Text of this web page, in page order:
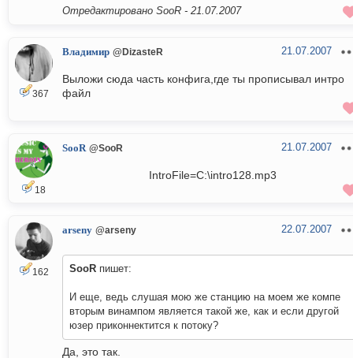
Отредактировано SooR - 21.07.2007
367
Владимир @DizasteR 21.07.2007
Выложи сюда часть конфига,где ты прописывал интро
файл
18
SooR @SooR 21.07.2007
IntroFile=C:\intro128.mp3
162
arseny @arseny 22.07.2007
SooR пишет:
И еще, ведь слушая мою же станцию на моем же компе
вторым винампом является такой же, как и если другой
юзер приконнектится к потоку?
Да, это так.